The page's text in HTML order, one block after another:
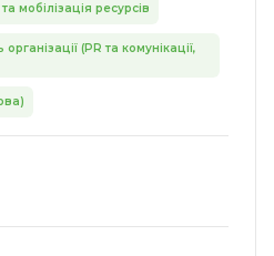
мобілізація ресурсів
(PR та комунікації,